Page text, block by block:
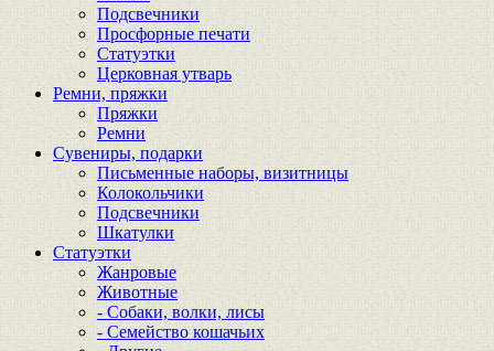
Подсвечники
Просфорные печати
Статуэтки
Церковная утварь
Ремни, пряжки
Пряжки
Ремни
Сувениры, подарки
Письменные наборы, визитницы
Колокольчики
Подсвечники
Шкатулки
Статуэтки
Жанровые
Животные
- Собаки, волки, лисы
- Семейство кошачьих